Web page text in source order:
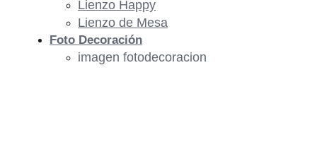
Lienzo Happy
Lienzo de Mesa
Foto Decoración
imagen fotodecoracion